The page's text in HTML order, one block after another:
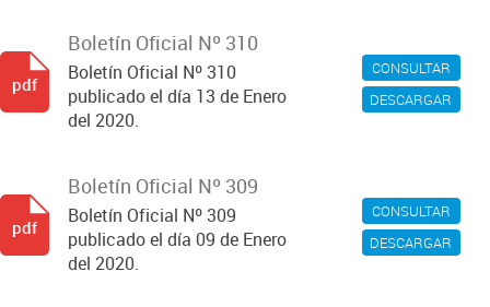
CONSULTAR
DESCARGAR
Boletín Oficial Nº 310
Boletín Oficial Nº 310
publicado el día 13 de Enero
del 2020.
pdf
CONSULTAR
DESCARGAR
Boletín Oficial Nº 309
Boletín Oficial Nº 309
publicado el día 09 de Enero
del 2020.
pdf